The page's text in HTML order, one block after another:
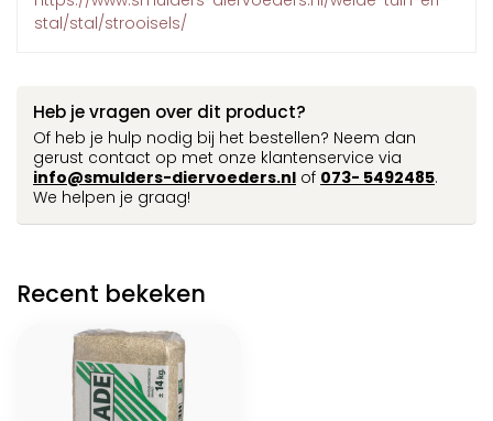
stal/stal/strooisels/
Heb je vragen over dit product?
Of heb je hulp nodig bij het bestellen? Neem dan
gerust contact op met onze klantenservice via
info@smulders-diervoeders.nl of 073- 5492485.
We helpen je graag!
Recent bekeken